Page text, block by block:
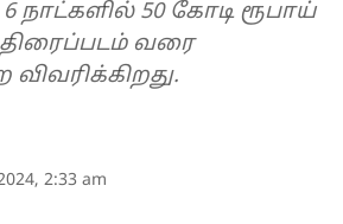
நாட்களில் 50 கோடி ரூபாய்
வரை
2:33 am